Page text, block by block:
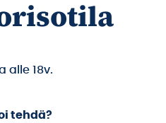
alle 18v.
tehdä?